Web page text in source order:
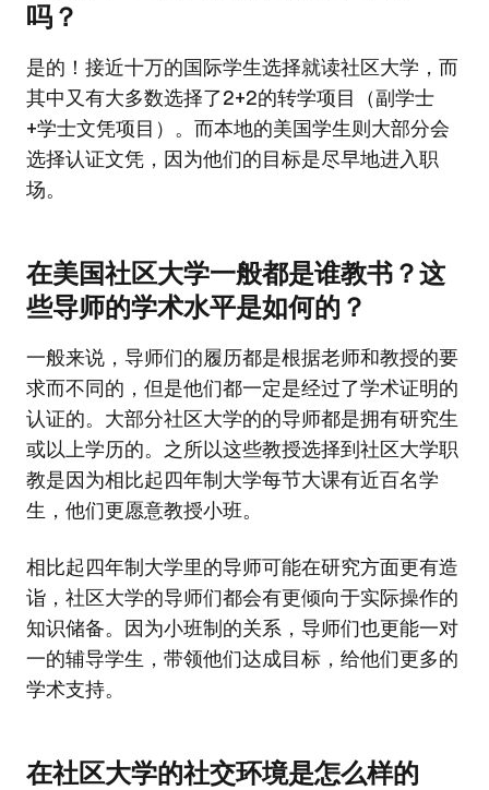
吗？
是的！接近十万的国际学生选择就读社区大学，而
其中又有大多数选择了2+2的转学项目（副学士
+学士文凭项目）。而本地的美国学生则大部分会
选择认证文凭，因为他们的目标是尽早地进入职
场。
在美国社区大学一般都是谁教书？这
些导师的学术水平是如何的？
一般来说，导师们的履历都是根据老师和教授的要
求而不同的，但是他们都一定是经过了学术证明的
认证的。大部分社区大学的的导师都是拥有研究生
或以上学历的。之所以这些教授选择到社区大学职
教是因为相比起四年制大学每节大课有近百名学
生，他们更愿意教授小班。
相比起四年制大学里的导师可能在研究方面更有造
诣，社区大学的导师们都会有更倾向于实际操作的
知识储备。因为小班制的关系，导师们也更能一对
一的辅导学生，带领他们达成目标，给他们更多的
学术支持。
在社区大学的社交环境是怎么样的